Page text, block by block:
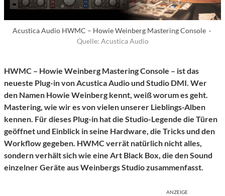
Acustica Audio HWMC – Howie Weinberg Mastering Console ·
Quelle: Acustica Audio
HWMC – Howie Weinberg Mastering Console – ist das
neueste Plug-in von Acustica Audio und Studio DMI. Wer
den Namen Howie Weinberg kennt, weiß worum es geht.
Mastering, wie wir es von vielen unserer Lieblings-Alben
kennen. Für dieses Plug-in hat die Studio-Legende die Türen
geöffnet und Einblick in seine Hardware, die Tricks und den
Workflow gegeben. HWMC verrät natürlich nicht alles,
sondern verhält sich wie eine Art Black Box, die den Sound
einzelner Geräte aus Weinbergs Studio zusammenfasst.
ANZEIGE